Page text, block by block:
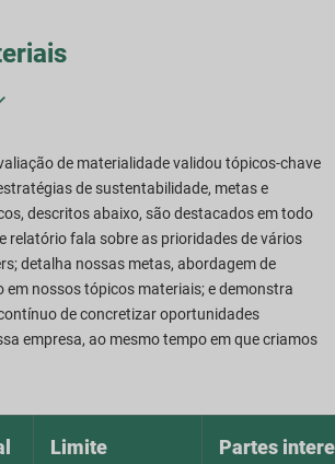
de materialidade validou tópicos-chave
de sustentabilidade, metas e
descritos abaixo, são destacados em todo
relatório fala sobre as prioridades de vários
detalha nossas metas, abordagem de
em nossos tópicos materiais; e demonstra
de concretizar oportunidades
empresa, ao mesmo tempo em que criamos
Limite
Partes